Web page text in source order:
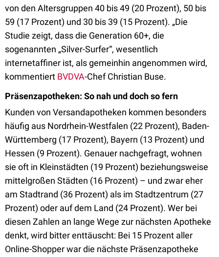
von den Altersgruppen 40 bis 49 (20 Prozent), 50 bis
59 (17 Prozent) und 30 bis 39 (15 Prozent). „Die
Studie zeigt, dass die Generation 60+, die
sogenannten „Silver-Surfer“, wesentlich
internetaffiner ist, als gemeinhin angenommen wird,
kommentiert BVDVA-Chef Christian Buse.
Präsenzapotheken: So nah und doch so fern
Kunden von Versandapotheken kommen besonders
häufig aus Nordrhein-Westfalen (22 Prozent), Baden-
Württemberg (17 Prozent), Bayern (13 Prozent) und
Hessen (9 Prozent). Genauer nachgefragt, wohnen
sie oft in Kleinstädten (19 Prozent) beziehungsweise
mittelgroßen Städten (16 Prozent) – und zwar eher
am Stadtrand (36 Prozent) als im Stadtzentrum (27
Prozent) oder auf dem Land (24 Prozent). Wer bei
diesen Zahlen an lange Wege zur nächsten Apotheke
denkt, wird bitter enttäuscht: Bei 15 Prozent aller
Online-Shopper war die nächste Präsenzapotheke